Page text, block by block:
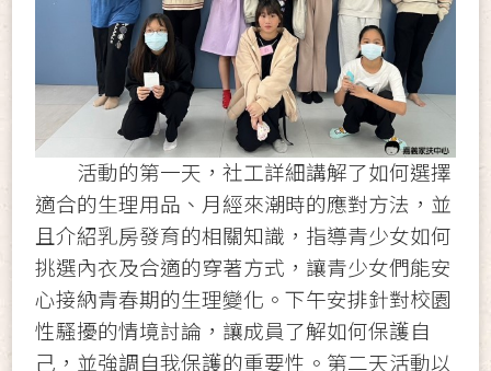
活動的第一天，社工詳細講解了如何選擇
適合的生理用品、月經來潮時的應對方法，並
且介紹乳房發育的相關知識，指導青少女如何
挑選內衣及合適的穿著方式，讓青少女們能安
心接納青春期的生理變化。下午安排針對校園
性騷擾的情境討論，讓成員了解如何保護自
己，並強調自我保護的重要性。第二天活動以